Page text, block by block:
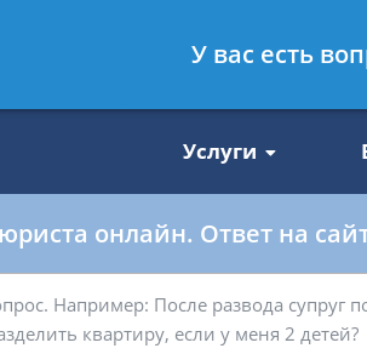
8 812 509-27-47
Услуги
онлайн. Ответ на
У вас есть